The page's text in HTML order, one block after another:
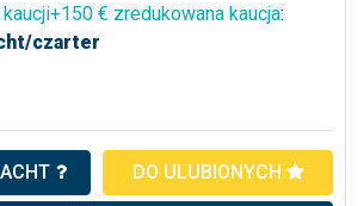
€ zredukowana kaucja:
czarter
DO ULUBIONYCH